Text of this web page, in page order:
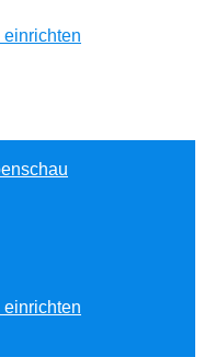
einrichten
einrichten